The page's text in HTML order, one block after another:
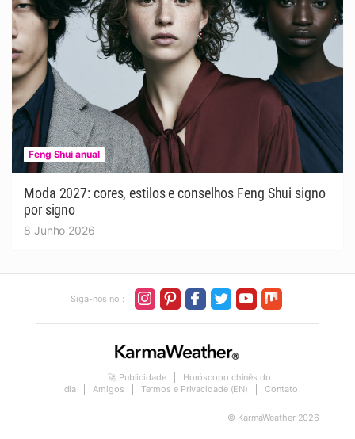
Feng Shui anual
Moda 2027: cores, estilos e conselhos Feng Shui signo
por signo
8 Junho 2026
Siga-nos no :
🚀 Publicidade
Horóscopo chinês do
dia
Amigos Termos e Privacidade (EN) Contato
© KarmaWeather 2026